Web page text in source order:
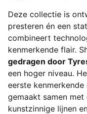
Deze collectie is
presteren én een
combineert
kenmerkende flair.
gedragen door
een hoger niveau.
eerste kenmerkende
gemaakt samen met
kunstzinnige lijnen